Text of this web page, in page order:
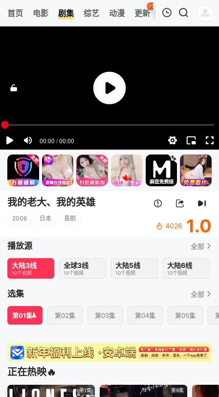
首页 电影 剧集 综艺 动漫 更新
108
热榜 APP
清空
我的老大、我的英雄
2006 日本 喜剧
4026 1.0
播放源 全部
大陆3线
10个视频
全球3线
10个视频
大陆5线
10个视频
大陆6线
10个视频
选集 全部
第01集 第02集 第03集 第04集 第05集
正在热映🔥
第1集 第9集